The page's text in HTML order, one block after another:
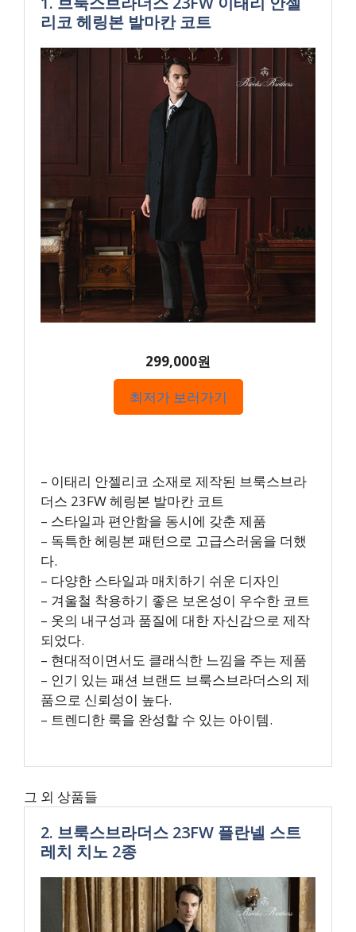
리코 헤링본 발마칸 코트
299,000원
최저가 보러가기
– 이태리 안젤리코 소재로 제작된 브룩스브라
더스 23FW 헤링본 발마칸 코트
– 스타일과 편안함을 동시에 갖춘 제품
– 독특한 헤링본 패턴으로 고급스러움을 더했
다.
– 다양한 스타일과 매치하기 쉬운 디자인
– 겨울철 착용하기 좋은 보온성이 우수한 코트
– 옷의 내구성과 품질에 대한 자신감으로 제작
되었다.
– 현대적이면서도 클래식한 느낌을 주는 제품
– 인기 있는 패션 브랜드 브룩스브라더스의 제
품으로 신뢰성이 높다.
– 트렌디한 룩을 완성할 수 있는 아이템.
그 외 상품들
2. 브룩스브라더스 23FW 플란넬 스트
레치 치노 2종